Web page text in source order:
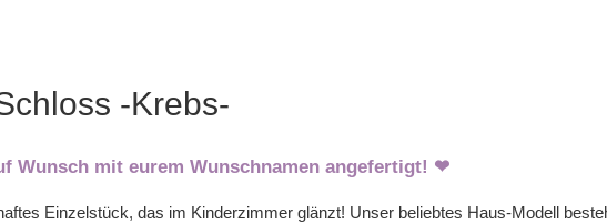
-Krebs-
Wunsch mit eurem Wunschnamen angefertigt! ❤
Einzelstück, das im Kinderzimmer glänzt! Unser beliebtes Haus-Modell